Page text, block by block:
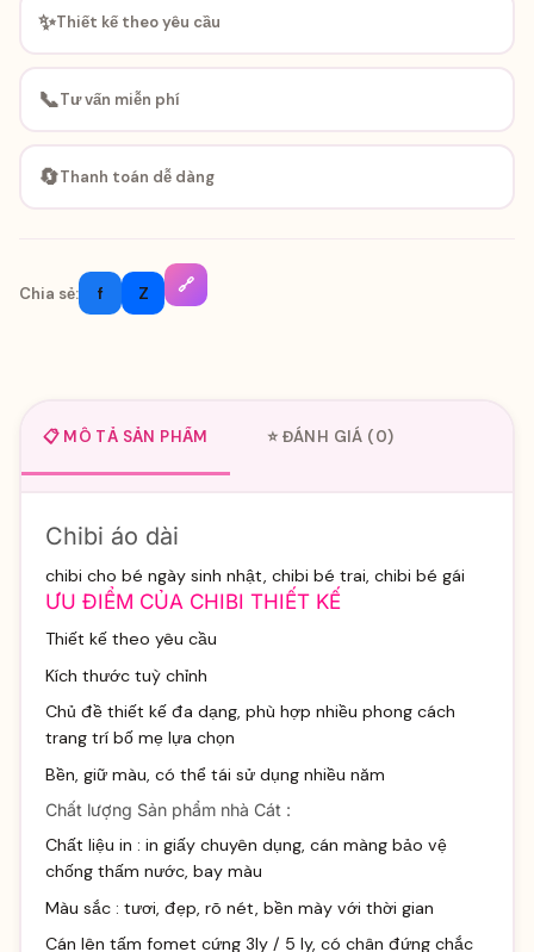
✨Thiết kế theo yêu cầu
📞Tư vấn miễn phí
🔄Thanh toán dễ dàng
Chia sẻ: f Z 🔗
📋 MÔ TẢ SẢN PHẨM ⭐ ĐÁNH GIÁ (0)
Chibi áo dài
chibi cho bé ngày sinh nhật, chibi bé trai, chibi bé gái
ƯU ĐIỂM CỦA CHIBI THIẾT KẾ
Thiết kế theo yêu cầu
Kích thước tuỳ chỉnh
Chủ đề thiết kế đa dạng, phù hợp nhiều phong cách
trang trí bố mẹ lựa chọn
Bền, giữ màu, có thể tái sử dụng nhiều năm
Chất lượng Sản phẩm nhà Cát :
Chất liệu in : in giấy chuyên dụng, cán màng bảo vệ
chống thấm nước, bay màu
Màu sắc : tươi, đẹp, rõ nét, bền mày với thời gian
Cán lên tấm fomet cứng 3ly / 5 ly, có chân đứng chắc